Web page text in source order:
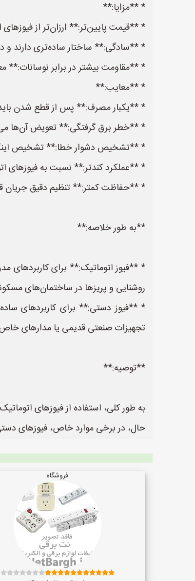
* **مزایا:**
* **قیمت پایین‌تر:** ارزان‌تر از
* **سادگی:** ساختار ساده‌تری دارند و
* **مقاومت بیشتر در برابر نوسانات:**
* **معایب:**
* **یکبار مصرف:** پس از قطع شدن
* **خطر برق گرفتگی:** تعویض آن‌ها
* **تشخیص دشوار خطا:** تشخیص اینکه
* **عملکرد کندتر:** نسبت به فیوزهای
* **حفاظت کمتر:** تنظیم دقیق جریان
**به طور خلاصه:**
* **فیوز اتوماتیک:** برای کاربردهای
روشنایی و پریزها در ساختمان‌های
* **فیوز دستی:** برای کاربردهای
تجهیزات صنعتی قدیمی یا مدارهای خاص
**توصیه:**
حال، در برخی موارد خاص، فیوزهای
فروشگاه